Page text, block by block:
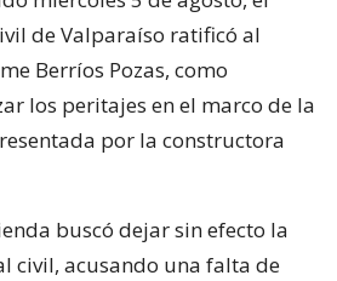
de Valparaíso ratificó al
Berríos Pozas, como
los peritajes en el marco de la
por la constructora
buscó dejar sin efecto la
civil, acusando una falta de